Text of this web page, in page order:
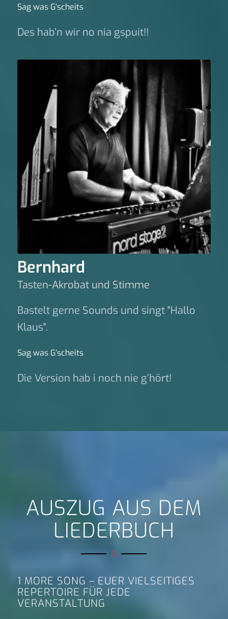
Sag was G‘scheits
Des hab’n wir no nia gspuit!!
Bernhard
Tasten-Akrobat und Stimme
Bastelt gerne Sounds und singt "Hallo
Klaus".
Sag was G‘scheits
Die Version hab i noch nie g’hört!
AUSZUG AUS DEM
LIEDERBUCH
1 MORE SONG – EUER VIELSEITIGES
REPERTOIRE FÜR JEDE
VERANSTALTUNG